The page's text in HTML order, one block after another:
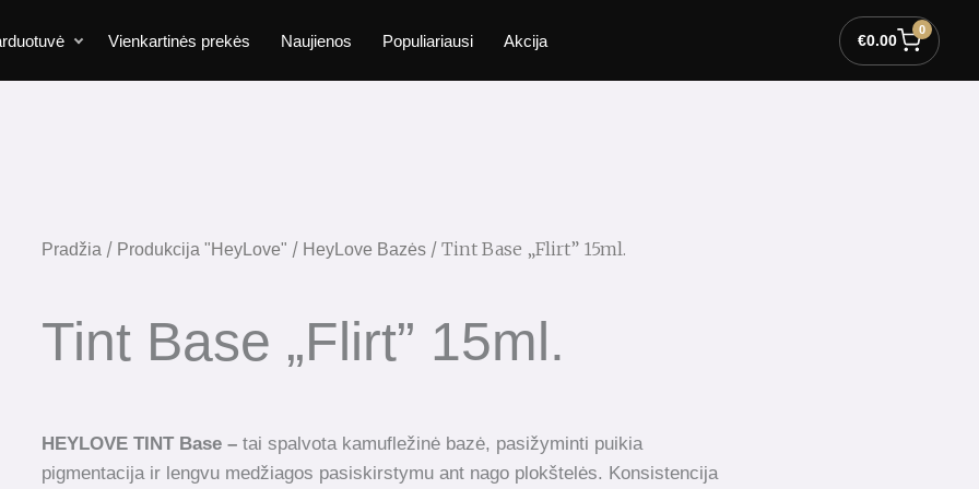
Vienkartinės prekės Naujienos Populiariausi Akcija €0.00
0
Pradžia / Produkcija "HeyLove" / HeyLove Bazės / Tint Base „Flirt” 15ml.
Tint Base „Flirt” 15ml.
HEYLOVE TINT Base – tai spalvota kamufležinė bazė, pasižyminti puikia
pigmentacija ir lengvu medžiagos pasiskirstymu ant nago plokštelės. Konsistencija